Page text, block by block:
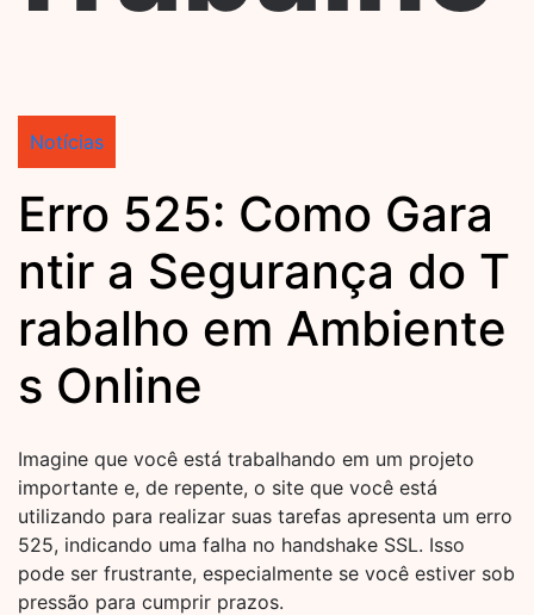
Notícias
Erro 525: Como Gara
ntir a Segurança do T
rabalho em Ambiente
s Online
Imagine que você está trabalhando em um projeto
importante e, de repente, o site que você está
utilizando para realizar suas tarefas apresenta um erro
525, indicando uma falha no handshake SSL. Isso
pode ser frustrante, especialmente se você estiver sob
pressão para cumprir prazos.